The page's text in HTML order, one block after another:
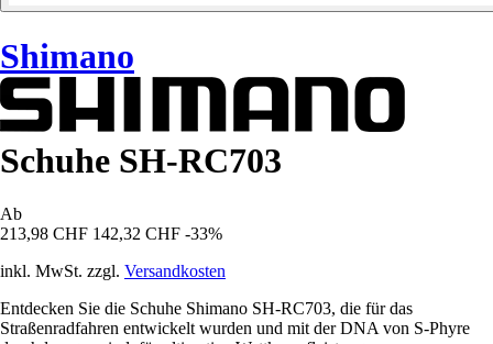
Shimano
Schuhe SH-RC703
Ab
213,98 CHF 142,32 CHF -33%
inkl. MwSt. zzgl. Versandkosten
Entdecken Sie die Schuhe Shimano SH-RC703, die für das
Straßenradfahren entwickelt wurden und mit der DNA von S-Phyre